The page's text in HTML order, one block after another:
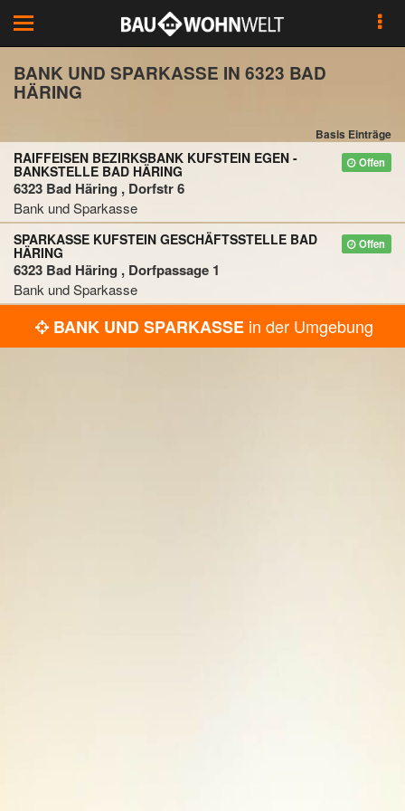
Toggle
navigation
BANK UND SPARKASSE IN 6323 BAD
HÄRING
Basis Einträge
Offen
RAIFFEISEN BEZIRKSBANK KUFSTEIN EGEN -
BANKSTELLE BAD HÄRING
6323 Bad Häring , Dorfstr 6
Bank und Sparkasse
Offen
SPARKASSE KUFSTEIN GESCHÄFTSSTELLE BAD
HÄRING
6323 Bad Häring , Dorfpassage 1
Bank und Sparkasse
BANK UND SPARKASSE in der Umgebung